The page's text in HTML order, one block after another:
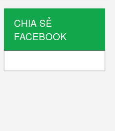
CHIA SẺ
FACEBOOK